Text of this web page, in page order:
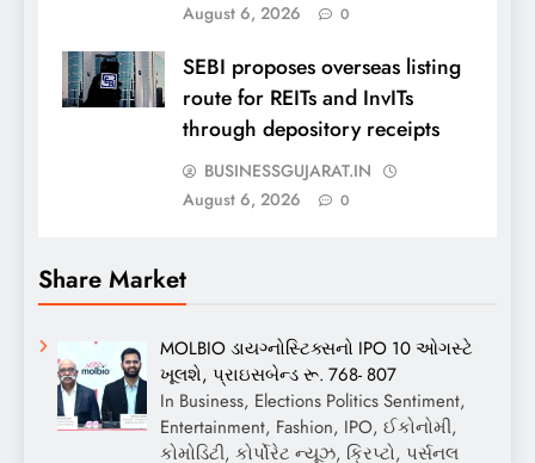
August 6, 2026
0
SEBI proposes overseas listing
route for REITs and InvITs
through depository receipts
BUSINESSGUJARAT.IN
August 6, 2026
0
Share Market
MOLBIO ડાયગ્નોસ્ટિક્સનો IPO 10 ઓગસ્ટે
ખૂલશે, પ્રાઇસબેન્ડ રૂ. 768- 807
In Business, Elections Politics Sentiment,
Entertainment, Fashion, IPO, ઈકોનોમી,
કોમોડિટી, કોર્પોરેટ ન્યૂઝ, ક્રિપ્ટો, પર્સનલ